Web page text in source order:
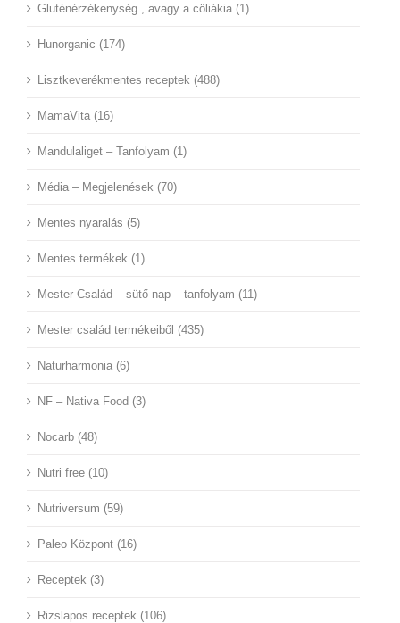
Gluténérzékenység , avagy a cöliákia (1)
Hunorganic (174)
Lisztkeverékmentes receptek (488)
MamaVita (16)
Mandulaliget – Tanfolyam (1)
Média – Megjelenések (70)
Mentes nyaralás (5)
Mentes termékek (1)
Mester Család – sütő nap – tanfolyam (11)
Mester család termékeiből (435)
Naturharmonia (6)
NF – Nativa Food (3)
Nocarb (48)
Nutri free (10)
Nutriversum (59)
Paleo Központ (16)
Receptek (3)
Rizslapos receptek (106)